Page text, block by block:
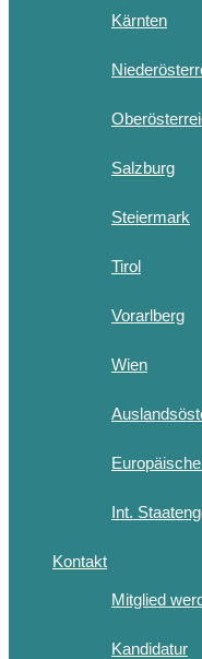
Kärnten
Salzburg
Steiermark
Tirol
Vorarlberg
Wien
Int.
Kontakt
Mitglied
Kandidatur